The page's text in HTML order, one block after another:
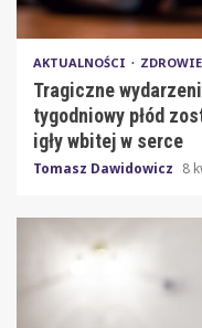
AKTUALNOŚCI
Tragiczne
tygodniowy płód
igły wbitej w serce
Tomasz Dawidowicz 8